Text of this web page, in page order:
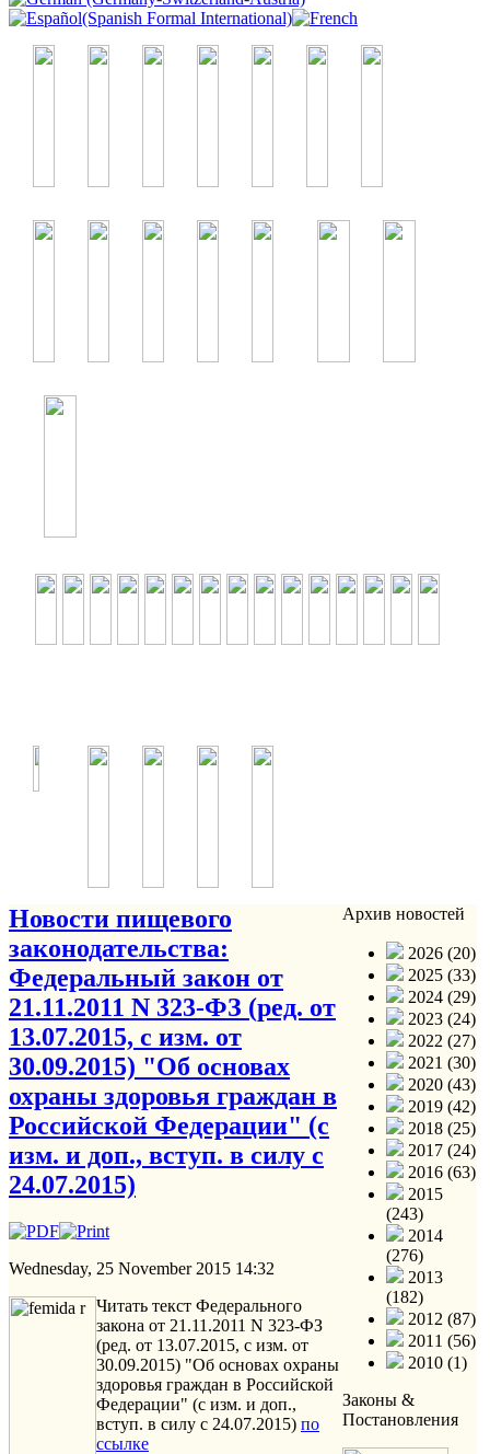
Новости пищевого
законодательства:
Федеральный закон от
21.11.2011 N 323-ФЗ (ред. от
13.07.2015, с изм. от
30.09.2015) "Об основах
охраны здоровья граждан в
Российской Федерации" (с
изм. и доп., вступ. в силу с
24.07.2015)
Wednesday, 25 November 2015 14:32
Читать текст Федерального
закона от 21.11.2011 N 323-ФЗ
(ред. от 13.07.2015, с изм. от
30.09.2015) "Об основах охраны
здоровья граждан в Российской
Федерации" (с изм. и доп.,
вступ. в силу с 24.07.2015) по
ссылке
Архив новостей
2026 (20)
2025 (33)
2024 (29)
2023 (24)
2022 (27)
2021 (30)
2020 (43)
2019 (42)
2018 (25)
2017 (24)
2016 (63)
2015
(243)
2014
(276)
2013
(182)
2012 (87)
2011 (56)
2010 (1)
Законы &
Постановления